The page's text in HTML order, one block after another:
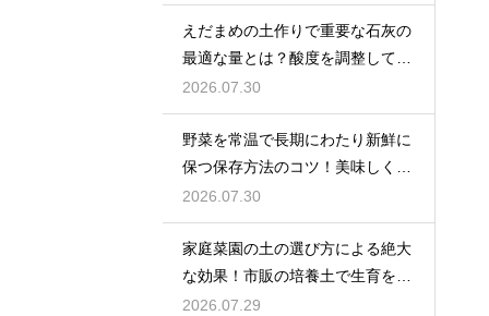
えだまめの土作りで重要な石灰の
最適な量とは？酸度を調整して生
育を促す
2026.07.30
野菜を常温で長期にわたり新鮮に
保つ保存方法のコツ！美味しく食
べ切る
2026.07.30
家庭菜園の土の選び方による絶大
な効果！市販の培養土で生育を劇
的に改善
2026.07.29